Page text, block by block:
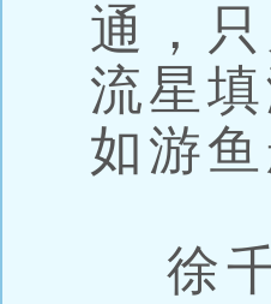
通，
流星
如游
徐千